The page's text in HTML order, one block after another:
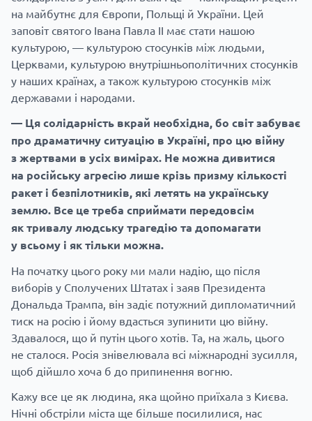
на майбутнє для Європи, Польщі й України. Цей
заповіт святого Івана Павла II має стати нашою
культурою, — культурою стосунків між людьми,
Церквами, культурою внутрішньополітичних стосунків
у наших країнах, а також культурою стосунків між
державами і народами.
— Ця солідарність вкрай необхідна, бо світ забуває
про драматичну ситуацію в Україні, про цю війну
з жертвами в усіх вимірах. Не можна дивитися
на російську агресію лише крізь призму кількості
ракет і безпілотників, які летять на українську
землю. Все це треба сприймати передовсім
як тривалу людську трагедію та допомагати
у всьому і як тільки можна.
На початку цього року ми мали надію, що після
виборів у Сполучених Штатах і заяв Президента
Дональда Трампа, він задіє потужний дипломатичний
тиск на росію і йому вдасться зупинити цю війну.
Здавалося, що й путін цього хотів. Та, на жаль, цього
не сталося. Росія знівелювала всі міжнародні зусилля,
щоб дійшло хоча б до припинення вогню.
Кажу все це як людина, яка щойно приїхала з Києва.
Нічні обстріли міста ще більше посилилися, нас